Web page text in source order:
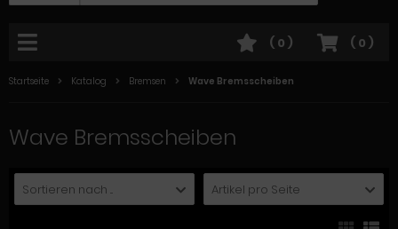
( 0 )
( 0 )
Startseite Katalog Bremsen Wave Bremsscheiben
Wave Bremsscheiben
Sortieren nach ... Artikel pro Seite